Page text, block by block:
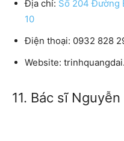
Địa chỉ: Số 204 Đường
10
Điện thoại: 0932 828
Website:
11. Bác sĩ